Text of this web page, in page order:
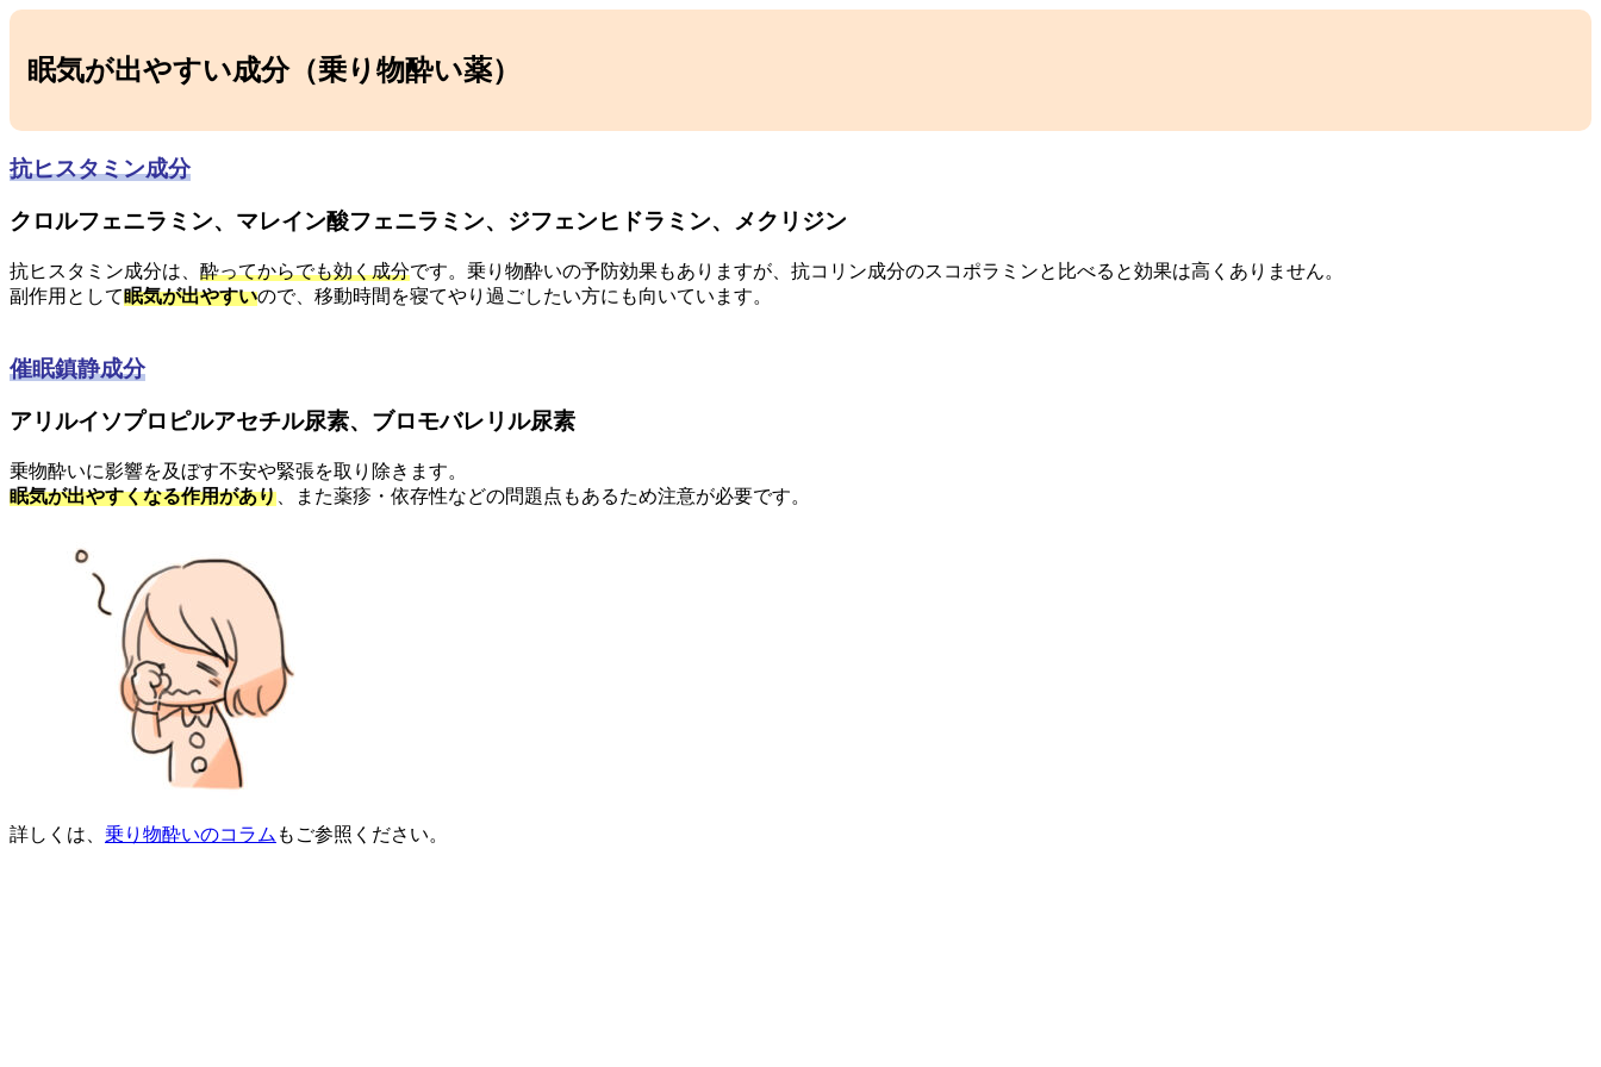
眠気が出やすい成分（乗り物酔い薬）
抗ヒスタミン成分
クロルフェニラミン、マレイン酸フェニラミン、ジフェンヒドラミン、メクリジン
抗ヒスタミン成分は、 酔ってからでも効く成分です。乗り物酔いの予防効果もありますが、抗コリン成分のスコポラミンと比べると効果は高くありません。
副作用として眠気が出やすいので、移動時間を寝てやり過ごしたい方にも向いています。
催眠鎮静成分
アリルイソプロピルアセチル尿素、ブロモバレリル尿素
乗物酔いに影響を及ぼす不安や緊張を取り除きます。
眠気が出やすくなる作用があり 、また薬疹・依存性などの問題点もあるため注意が必要です。
詳しくは、 乗り物酔いのコラム もご参照ください。